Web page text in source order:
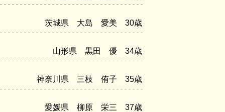
茨城県 大島 愛美 30歳
山形県 黒田 優 34歳
神奈川県 三枝 侑子 35歳
愛媛県 柳原 栄三 37歳